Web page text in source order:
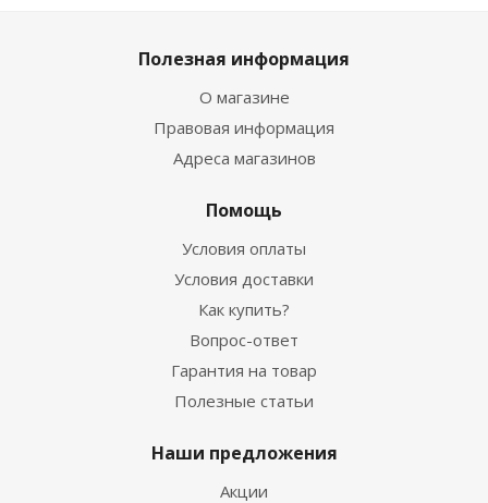
Полезная информация
О магазине
Правовая информация
Адреса магазинов
Помощь
Условия оплаты
Условия доставки
Как купить?
Вопрос-ответ
Гарантия на товар
Полезные статьи
Наши предложения
Акции